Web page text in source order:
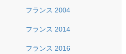
フランス 2004
フランス 2014
フランス 2016